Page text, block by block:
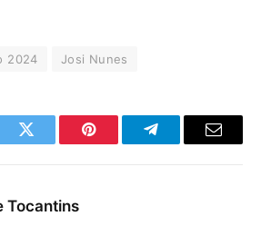
2024 Josi Nunes
Twitter Pinterest TelegramaE-
Tocantins